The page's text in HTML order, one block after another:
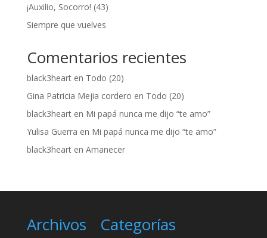
¡Auxilio, Socorro! (43)
Siempre que vuelves
Comentarios recientes
black3hearten Todo (20)
Gina Patricia Mejia cordero en Todo (20)
black3hearten Mi papá nunca me dijo “te amo”
Yulisa Guerra en Mi papá nunca me dijo “te amo”
black3hearten Amanecer
Archivos Categorías